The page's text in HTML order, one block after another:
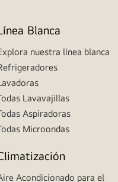
Blanca
nuestra línea blanca
Lavavajillas
Aspiradoras
Microondas
Acondicionado para el